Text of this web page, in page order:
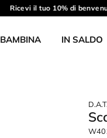
Ricevi il tuo 10% di
BAMBINA IN SALDO